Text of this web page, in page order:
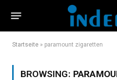
Startseite » paramount zigaretten
BROWSING: